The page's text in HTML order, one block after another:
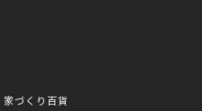
家づくり百貨